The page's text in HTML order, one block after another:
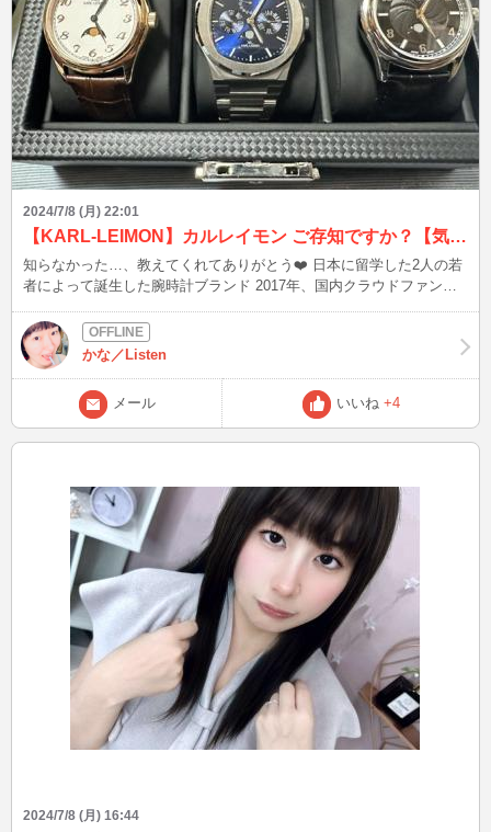
2024/7/8 (月) 22:01
【KARL-LEIMON】カルレイモン ご存知ですか？【気取らない大人のクラシック】
知らなかった…、教えてくれてありがとう❤️ 日本に留学した2人の若
者によって誕生した腕時計ブランド 2017年、国内クラウドファンデ
き、末長く使えるクラッシック腕時計を探す が、そのような時計は
若者にとって負担が大きく、手頃な価格で見つけることができなかっ
た クラシックは不滅だと言う信念を持ち続けた彼らは、お手頃なク
ラシック腕時計を実現 2年前、クラウドファンディングで２千４百万
円の資金調達に成功 現在は国内外のクラウドファンディングで、
様々な実績を残すことができた 動画見る限り、高級時計顔負けのク
ロマンチックだね❤️ 皆さんは普段、腕時計つける習慣はあります
がった話題を発信！ 良いなと思った方は、お気に入り登録よろしく
お願いします(^^) Xもありますので、プロフィールの「BLOG」から
OK☆ 最後まで読んでいただき、ありがとうございましたm(__)m
かな／Listen
メール いいね +4
2024/7/8 (月) 16:44